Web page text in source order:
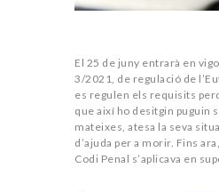
El 25 de juny entrarà en
3/2021, de regulació de
es regulen els requisits
que així ho desitgin puguin
mateixes, atesa la seva
d’ajuda per a morir. Fins
Codi Penal s’aplicava en